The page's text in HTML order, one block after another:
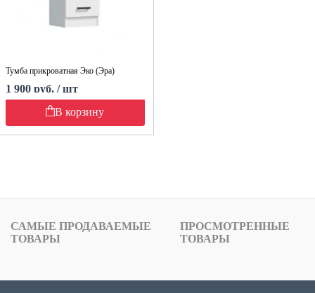
Тумба прикроватная Эко (Эра)
1 900 руб. / шт
В корзину
САМЫЕ ПРОДАВАЕМЫЕ
ТОВАРЫ
ПРОСМОТРЕННЫЕ
ТОВАРЫ